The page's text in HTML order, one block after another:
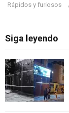
Rápidos y furiosos
Siga leyendo